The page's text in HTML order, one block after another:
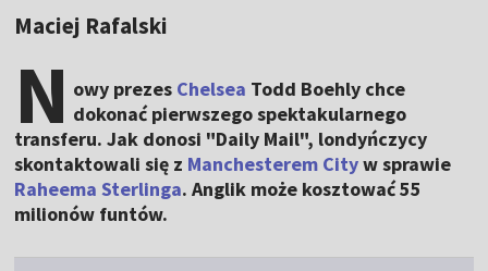
Maciej Rafalski
N owy prezes Chelsea Todd Boehly chce
dokonać pierwszego spektakularnego
transferu. Jak donosi "Daily Mail", londyńczycy
skontaktowali się z Manchesterem Cityw sprawie
Raheema Sterlinga. Anglik może kosztować 55
milionów funtów.